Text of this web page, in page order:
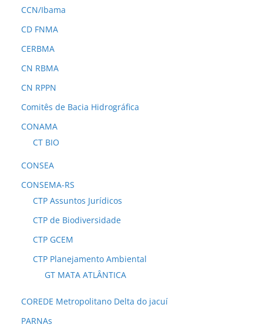
CCN/Ibama
CD FNMA
CERBMA
CN RBMA
CN RPPN
Comitês de Bacia Hidrográfica
CONAMA
CT BIO
CONSEA
CONSEMA-RS
CTP Assuntos Jurídicos
CTP de Biodiversidade
CTP GCEM
CTP Planejamento Ambiental
GT MATA ATLÂNTICA
COREDE Metropolitano Delta do jacuí
PARNAs